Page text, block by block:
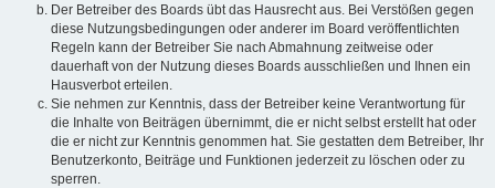
Der Betreiber des Boards übt das Hausrecht aus. Bei Verstößen gegen
diese Nutzungsbedingungen oder anderer im Board veröffentlichten
Regeln kann der Betreiber Sie nach Abmahnung zeitweise oder
dauerhaft von der Nutzung dieses Boards ausschließen und Ihnen ein
Hausverbot erteilen.
Sie nehmen zur Kenntnis, dass der Betreiber keine Verantwortung für
die Inhalte von Beiträgen übernimmt, die er nicht selbst erstellt hat oder
die er nicht zur Kenntnis genommen hat. Sie gestatten dem Betreiber, Ihr
Benutzerkonto, Beiträge und Funktionen jederzeit zu löschen oder zu
sperren.